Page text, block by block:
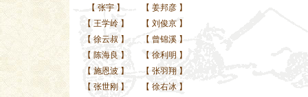
【 张宇】 【 姜邦彦 】
【 王学岭】 【 刘俊京 】
【 徐云叔 】 【 曾锦溪 】
【 陈海良 】 【 徐利明 】
【 施恩波】 【 张羽翔 】
【 张世刚 】 【 徐右冰 】